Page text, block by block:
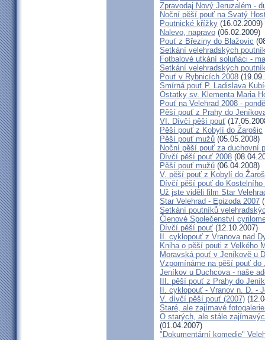
Zpravodaj Nový Jeruzalém -
Noční pěší pouť na Svatý
Poutnické křížky (16.02.2009)
Nalevo, napravo (06.02.2009)
Pouť z Březiny do Blažovic
Setkání velehradských
Fotbalové utkání soluňáci -
Setkání velehradských
Pouť v Rybnicích 2008
Smírná pouť P. Ladislava
Ostatky sv. Klementa Maria
Pouť na Velehrad 2008 -
Pěší pouť z Prahy do
VI. Dívčí pěší pouť
Pěší pouť z Kobylí do Žarošic
Pěší pouť mužů (05.05.2008)
Noční pěší pouť za duchovní
Dívčí pěší pouť 2008
Pěší pouť mužů (06.04.2008)
V. pěší pouť z Kobylí do
Dívčí pěší pouť do Kostelního
Už jste viděli film Star
Star Velehrad - Epizoda 2007
Setkání poutníků
Členové Společenství
Dívčí pěší pouť (12.10.2007)
II. cyklopouť z Vranova nad
Kniha o pěší pouti z Velkého
Moravská pouť v Jeníkově u
Vzpomínáme na pěší pouť do
Jeníkov u Duchcova - naše
III. pěší pouť z Prahy do
II. cyklopouť - Vranov n. D. -
V. dívčí pěší pouť (2007)
Staré, ale zajímavé
O starých, ale stále
(01.04.2007)
"Dokumentární komedie"